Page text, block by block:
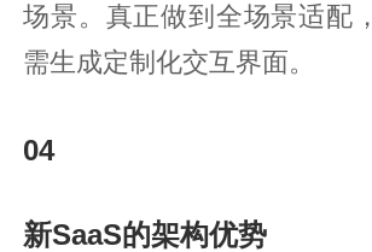
场景。真正做到全场景适配
需生成定制化交互界面。
04
新SaaS的架构优势